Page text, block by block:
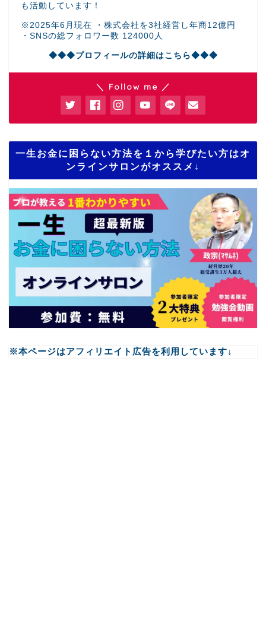
も活動しています！
※2025年6月現在 ・株式会社を3社経営し年商12億円
・SNSの総フォロワー数 124000人
◆◆◆プロフィールの詳細はこちら◆◆◆
＼ Follow me ／
一生お金に困らない方法を１から学びたい方はオ
ンラインサロンがオススメ↓
※本ページはアフィリエイト広告を利用しています↓